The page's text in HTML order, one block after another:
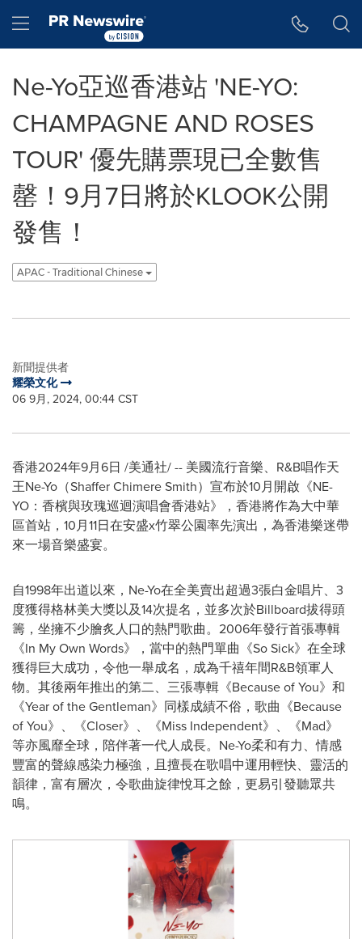
Hamburger menu
Ne-Yo亞巡香港站 'NE-YO:
CHAMPAGNE AND ROSES
TOUR' 優先購票現已全數售
罄！9月7日將於KLOOK公開
發售！
APAC - Traditional Chinese
新聞提供者
耀榮文化
06 9月, 2024, 00:44 CST
香港2024年9月6日 /美通社/ -- 美國流行音樂、R&B唱作天
王Ne-Yo（Shaffer Chimere Smith）宣布於10月開啟《NE-
YO：香檳與玫瑰巡迴演唱會香港站》，香港將作為大中華
區首站，10月11日在安盛x竹翠公園率先演出，為香港樂迷帶
來一場音樂盛宴。
自1998年出道以來，Ne-Yo在全美賣出超過3張白金唱片、3
度獲得格林美大獎以及14次提名，並多次於Billboard拔得頭
籌，坐擁不少膾炙人口的熱門歌曲。2006年發行首張專輯
《In My Own Words》，當中的熱門單曲《So Sick》在全球
獲得巨大成功，令他一舉成名，成為千禧年間R&B領軍人
物。其後兩年推出的第二、三張專輯《Because of You》和
《Year of the Gentleman》同樣成績不俗，歌曲《Because
of You》、《Closer》、《Miss Independent》、《Mad》
等亦風靡全球，陪伴著一代人成長。Ne-Yo柔和有力、情感
豐富的聲線感染力極強，且擅長在歌唱中運用輕快、靈活的
韻律，富有層次，令歌曲旋律悅耳之餘，更易引發聽眾共
鳴。